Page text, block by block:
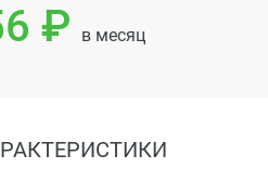
₽ в месяц